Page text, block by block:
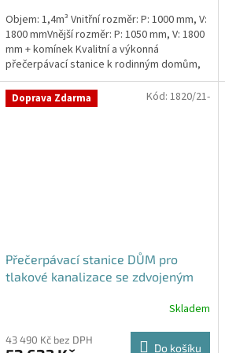
Objem: 1,4m³ Vnitřní rozměr: P: 1000 mm, V:
1800 mmVnější rozměr: P: 1050 mm, V: 1800
mm + komínek Kvalitní a výkonná
přečerpávací stanice k rodinným domům,
provozovnám,...
Doprava Zdarma
Přečerpávací stanice DŮM pro
tlakové kanalizace se zdvojeným
produktu
Skladem
43 490 Kč bez DPH
Do košíku
Kód: 1820/21-